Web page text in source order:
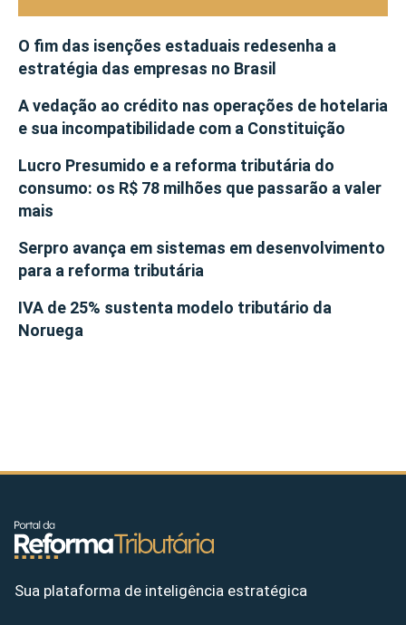
O fim das isenções estaduais redesenha a
estratégia das empresas no Brasil
A vedação ao crédito nas operações de hotelaria
e sua incompatibilidade com a Constituição
Lucro Presumido e a reforma tributária do
consumo: os R$ 78 milhões que passarão a valer
mais
Serpro avança em sistemas em desenvolvimento
para a reforma tributária
IVA de 25% sustenta modelo tributário da
Noruega
Sua plataforma de inteligência estratégica